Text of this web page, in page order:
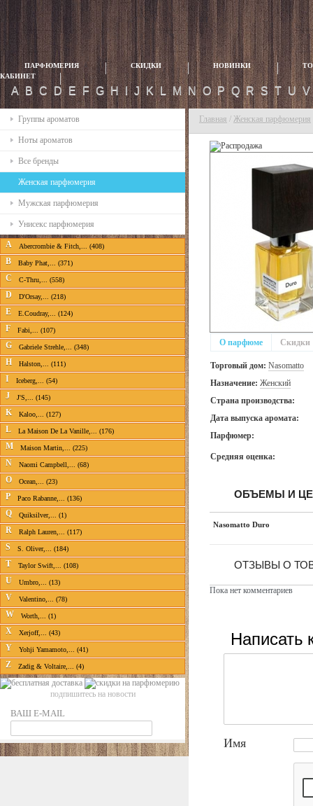
ПАРФЮМЕРИЯ СКИДКИ НОВИНКИ
КАБИНЕТ
A B C D E F G H I J K L M N O P Q R S T U V
Группы ароматов
Ноты ароматов
Все бренды
Женская парфюмерия
Мужская парфюмерия
Унисекс парфюмерия
A Abercrombie & Fitch,... (408)
B Baby Phat,... (371)
C C-Thru,... (558)
D D'Orsay,... (218)
E E.Coudray,... (124)
F Fabi,... (107)
G Gabriele Strehle,... (348)
H Halston,... (111)
I Iceberg,... (54)
J J'S,... (145)
K Kaloo,... (127)
L La Maison De La Vanille,... (176)
M Maison Martin,... (225)
N Naomi Campbell,... (68)
O Ocean,... (23)
P Paco Rabanne,... (136)
Q Quiksilver,... (1)
R Ralph Lauren,... (117)
S S. Oliver,... (184)
T Taylor Swift,... (108)
U Umbro,... (13)
V Valentino,... (78)
W Worth,... (1)
X Xerjoff,... (43)
Y Yohji Yamamoto,... (41)
Z Zadig & Voltaire,... (4)
подпишитесь на новости
ВАШ E-MAIL
Главная / Женская парфюмерия
О парфюме
Торговый дом: Nasomatto
Назначение: Женский
Страна производства:
Дата выпуска аромата:
Парфюмер:
Средняя оценка:
Скидки
ОБЪЕМЫ И
Nasomatto Duro
ОТЗЫВЫ О
Пока нет комментариев
Написать
Имя